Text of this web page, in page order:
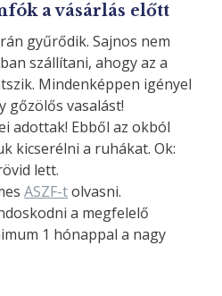
a vásárlás előtt
gyűrődik. Sajnos nem
szállítani, ahogy az a
Mindenképpen igényel
gőzölős vasalást!
adottak! Ebből az okból
kicserélni a ruhákat. Ok:
lett.
ASZF-tolvasni.
a megfelelő
1 hónappal a nagy